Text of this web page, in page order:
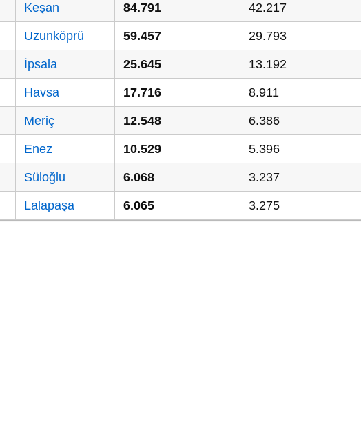
Keşan 84.791 42.217
Uzunköprü 59.457 29.793
İpsala 25.645 13.192
Havsa 17.716 8.911
Meriç 12.548 6.386
Enez 10.529 5.396
Süloğlu 6.068 3.237
Lalapaşa 6.065 3.275